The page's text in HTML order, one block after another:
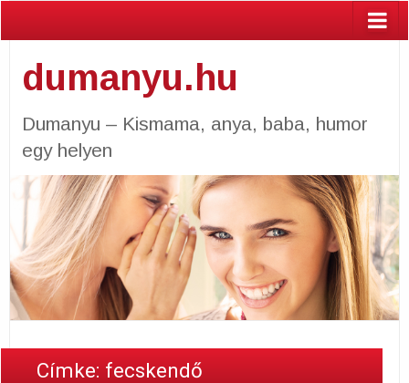
dumanyu.hu
Dumanyu – Kismama, anya, baba, humor
egy helyen
Címke: fecskendő